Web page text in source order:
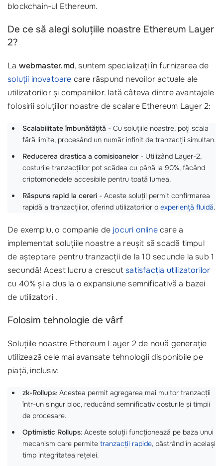
blockchain-ul Ethereum.
De ce să alegi soluțiile noastre Ethereum Layer
2?
La webmaster.md, suntem specializați în furnizarea de
soluții inovatoare care răspund nevoilor actuale ale
utilizatorilor și companiilor. Iată câteva dintre avantajele
folosirii soluțiilor noastre de scalare Ethereum Layer 2:
Scalabilitate îmbunătățită - Cu soluțiile noastre, poți scala
fără limite, procesând un număr infinit de tranzacții simultan.
Reducerea drastica a comisioanelor - Utilizând Layer-2,
costurile tranzacțiilor pot scădea cu până la 90%, făcând
criptomonedele accesibile pentru toată lumea.
Răspuns rapid la cereri - Aceste soluții permit confirmarea
rapidă a tranzacțiilor, oferind utilizatorilor o experiență fluidă.
De exemplu, o companie de jocuri onlinecare a
implementat soluțiile noastre a reușit să scadă timpul
de așteptare pentru tranzacții de la 10 secunde la sub 1
secundă! Acest lucru a crescutsatisfacția utilizatorilor
cu 40% și a dus la o expansiune semnificativă a bazei
de utilizatori .
Folosim tehnologie de vârf
Soluțiile noastre Ethereum Layer 2 de nouă generație
utilizează cele mai avansate tehnologii disponibile pe
piață, inclusiv:
zk-Rollups: Acestea permit agregarea mai multor tranzacții
într-un singur bloc, reducând semnificativ costurile și timpii
de procesare.
Optimistic Rollups: Aceste soluții funcționează pe baza unui
mecanism care permite tranzacții rapide, păstrând în același
timp integritatea rețelei.